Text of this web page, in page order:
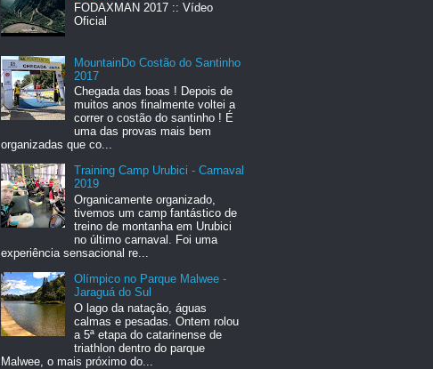
FODAXMAN 2017 :: Vídeo
Oficial
MountainDo Costão do Santinho
2017
Chegada das boas ! Depois de
muitos anos finalmente voltei a
correr o costão do santinho ! É
uma das provas mais bem
organizadas que co...
Training Camp Urubici - Carnaval
2019
Organicamente organizado,
tivemos um camp fantástico de
treino de montanha em Urubici
no último carnaval. Foi uma
experiência sensacional re...
Olímpico no Parque Malwee -
Jaraguá do Sul
O lago da natação, águas
calmas e pesadas. Ontem rolou
a 5ª etapa do catarinense de
triathlon dentro do parque
Malwee, o mais próximo do...